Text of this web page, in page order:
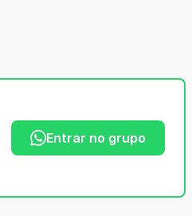
Entrar no grupo